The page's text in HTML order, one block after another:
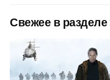
Свежее в разделе